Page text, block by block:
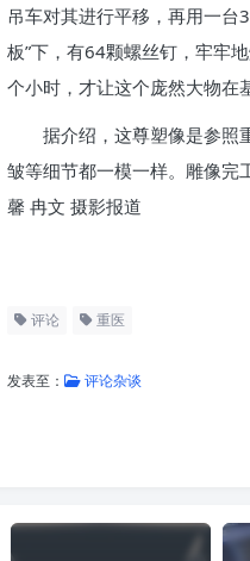
吊车对其进行平移，再用一台
板”下，有64颗螺丝钉，牢牢
个小时，才让这个庞然大物在
据介绍，这尊塑像是参照重
皱等细节都一模一样。雕像完
馨 冉文 摄影报道
评论 重医
发表至： 评论杂谈